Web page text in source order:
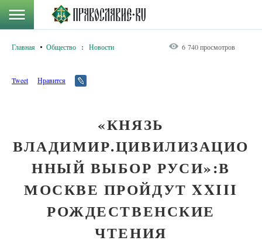
Главная Общество : Новости 6 740 просмотров
Tweet Нравится
«КНЯЗЬ
ВЛАДИМИР.ЦИВИЛИЗАЦИО
ННЫЙ ВЫБОР РУСИ»:В
МОСКВЕ ПРОЙДУТ XXIII
РОЖДЕСТВЕНСКИЕ
ЧТЕНИЯ